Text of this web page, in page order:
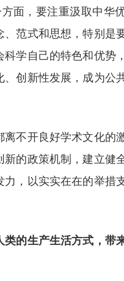
面，要注重汲取中华
范式和思想，特别是
学自己的特色和优势
创新性发展，成为公
不开良好学术文化的
的政策机制，建立健
，以实实在在的举措
的生产生活方式，带